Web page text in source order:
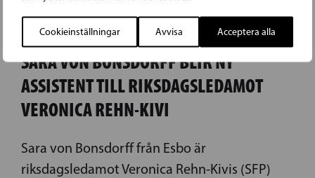
Cookieinställningar Avvisa Acceptera alla
31.01.2022
SARA VON BONSDORFF BLIR NY
ASSISTENT TILL RIKSDAGSLEDAMOT
VERONICA REHN-KIVI
Sara von Bonsdorff från Esbo är
riksdagsledamot Veronica Rehn-Kivis (SFP)